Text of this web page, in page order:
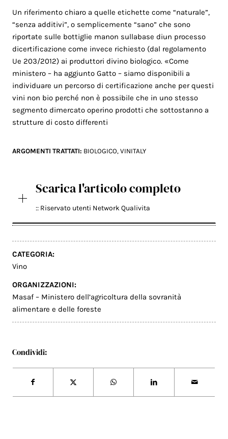
Un riferimento chiaro a quelle etichette come “naturale”,
“senza additivi”, o semplicemente “sano” che sono
riportate sulle bottiglie manon sullabase diun processo
dicertificazione come invece richiesto (dal regolamento
Ue 203/2012) ai produttori divino biologico. «Come
ministero – ha aggiunto Gatto – siamo disponibili a
individuare un percorso di certificazione anche per questi
vini non bio perché non è possibile che in uno stesso
segmento dimercato operino prodotti che sottostanno a
strutture di costo differenti
ARGOMENTI TRATTATI: BIOLOGICO,VINITALY
Scarica l'articolo completo
:: Riservato utenti Network Qualivita
CATEGORIA:
Vino
ORGANIZZAZIONI:
Masaf – Ministero dell’agricoltura della sovranità
alimentare e delle foreste
Condividi: